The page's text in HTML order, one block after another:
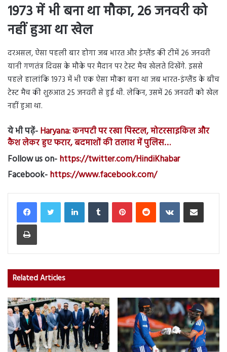
1973 में भी बना था मौका, 26 जनवरी को
नहीं हुआ था खेल
दरअसल, ऐसा पहली बार होगा जब भारत और इंग्लैंड की टीमें 26 जनवरी
यानी गणतंत्र दिवस के मौके पर मैदान पर टेस्ट मैच खेलते दिखेंगे. इससे
पहले हालांकि 1973 में भी एक ऐसा मौका बना था जब भारत-इंग्लैंड के बीच
टेस्ट मैच की शुरुआत 25 जनवरी से हुई थी. लेकिन, उसमें 26 जनवरी को खेल
नहीं हुआ था.
ये भी पढ़ें-Haryana: कनपटी पर रखा पिस्टल, मोटरसाइकिल और
कैश लेकर हुए फरार, बदमाशों की तलाश में पुलिस…
Follow us on-https://twitter.com/HindiKhabar
Facebook-https://www.facebook.com/
LinkedInTumblr PinterestReddit VKontakteShare via Email
Print
Related Articles